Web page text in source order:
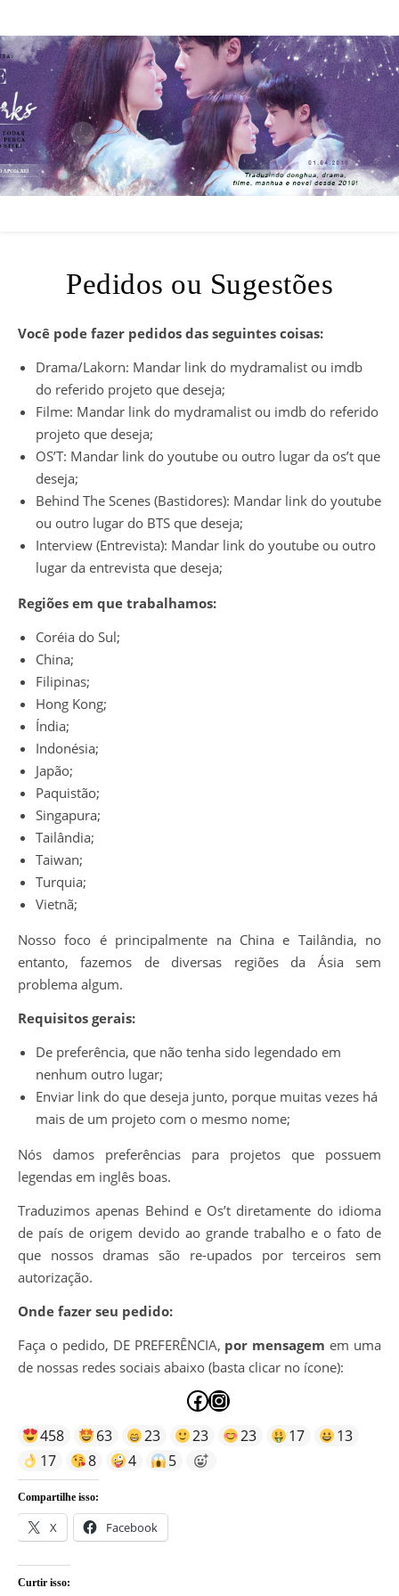
Pedidos ou Sugestões
Você pode fazer pedidos das seguintes coisas:
Drama/Lakorn: Mandar link do mydramalist ou imdb
do referido projeto que deseja;
Filme: Mandar link do mydramalist ou imdb do referido
projeto que deseja;
OS’T: Mandar link do youtube ou outro lugar da os’t que
deseja;
Behind The Scenes (Bastidores): Mandar link do youtube
ou outro lugar do BTS que deseja;
Interview (Entrevista): Mandar link do youtube ou outro
lugar da entrevista que deseja;
Regiões em que trabalhamos:
Coréia do Sul;
China;
Filipinas;
Hong Kong;
Índia;
Indonésia;
Japão;
Paquistão;
Singapura;
Tailândia;
Taiwan;
Turquia;
Vietnã;
Nosso foco é principalmente na China e Tailândia, no
entanto, fazemos de diversas regiões da Ásia sem
problema algum.
Requisitos gerais:
De preferência, que não tenha sido legendado em
nenhum outro lugar;
Enviar link do que deseja junto, porque muitas vezes há
mais de um projeto com o mesmo nome;
Nós damos preferências para projetos que possuem
legendas em inglês boas.
Traduzimos apenas Behind e Os’t diretamente do idioma
de país de origem devido ao grande trabalho e o fato de
que nossos dramas são re-upados por terceiros sem
autorização.
Onde fazer seu pedido:
Faça o pedido, DE PREFERÊNCIA, por mensagem em uma
de nossas redes sociais abaixo (basta clicar no ícone):
Facebook
Instagram
458 63 23 23 23 17
13
17
8 4 5
Compartilhe isso:
X Facebook
Curtir isso: